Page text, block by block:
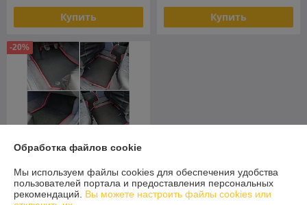
Купить Купить
-20%
Коврики в салон EVA Audi A6
Обработка файлов cookie
Мы используем файлы cookies для обеспечения удобства
пользователей портала и предоставления персональных
рекомендаций. Вы можете настроить файлы cookies или